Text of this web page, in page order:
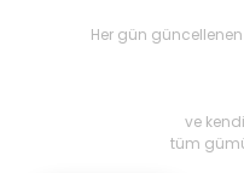
Her gün
ve
tüm